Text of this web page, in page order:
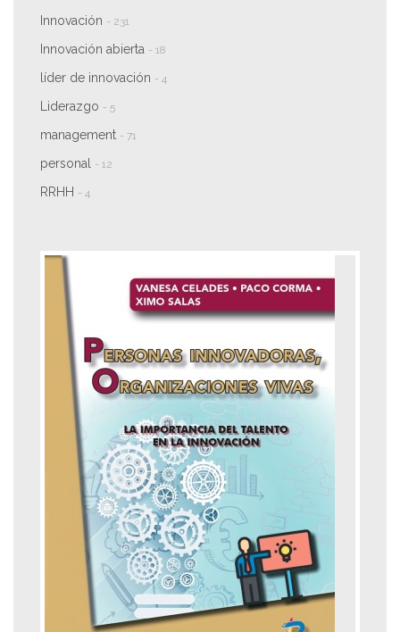
Innovación - 231
Innovación abierta - 18
líder de innovación - 4
Liderazgo - 5
management - 71
personal - 12
RRHH - 4